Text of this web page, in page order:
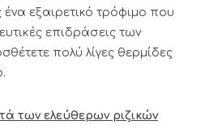
εξαιρετικό τρόφιμο που
επιδράσεις των
πολύ λίγες θερμίδες
των ελεύθερων ριζικών